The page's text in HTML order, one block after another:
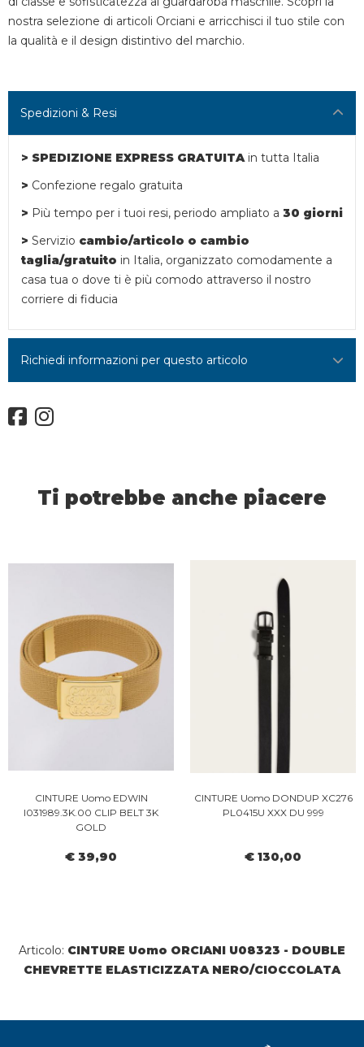
nostra selezione di articoli Orciani e arricchisci il tuo stile con
la qualità e il design distintivo del marchio.
Spedizioni & Resi
> SPEDIZIONE EXPRESS GRATUITAin tutta Italia
> Confezione regalo gratuita
> Più tempo per i tuoi resi, periodo ampliato a 30 giorni
> Servizio cambio/articolo o cambio
taglia/gratuito in Italia, organizzato comodamente a
casa tua o dove ti è più comodo attraverso il nostro
corriere di fiducia
Richiedi informazioni per questo articolo
Ti potrebbe anche piacere
CINTURE Uomo EDWIN
I031989.3K.00 CLIP BELT 3K
GOLD
€ 39,90
CINTURE Uomo DONDUP XC276
PL0415U XXX DU 999
€ 130,00
Articolo: CINTURE Uomo ORCIANI U08323 - DOUBLE
CHEVRETTE ELASTICIZZATA NERO/CIOCCOLATA